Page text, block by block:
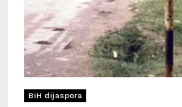
BiH dijaspora